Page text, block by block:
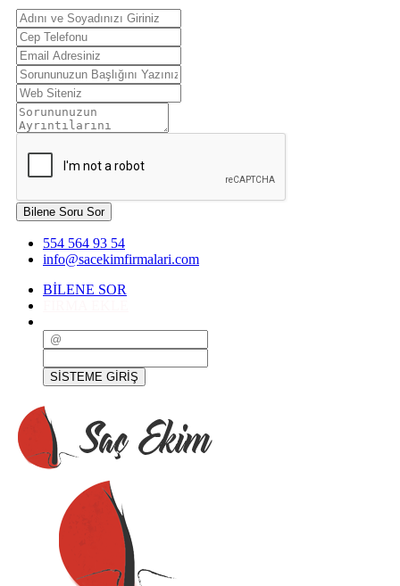
Bilene Soru Sor
554 564 93 54
info@sacekimfirmalari.com
BİLENE SOR
SİSTEME GİRİŞ